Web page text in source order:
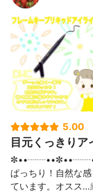
5.00
目元くっきりア
ぱっちり！自然な
ています。オスス…